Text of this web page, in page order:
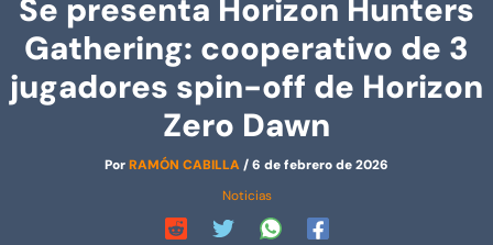
Se presenta Horizon Hunters
Gathering: cooperativo de 3
jugadores spin-off de Horizon
Zero Dawn
PorRAMÓN CABILLA/6 de febrero de 2026
Noticias